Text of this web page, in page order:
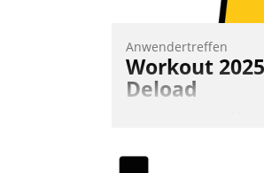
Anwendertreffen
Workout
Deload
Kunden- und